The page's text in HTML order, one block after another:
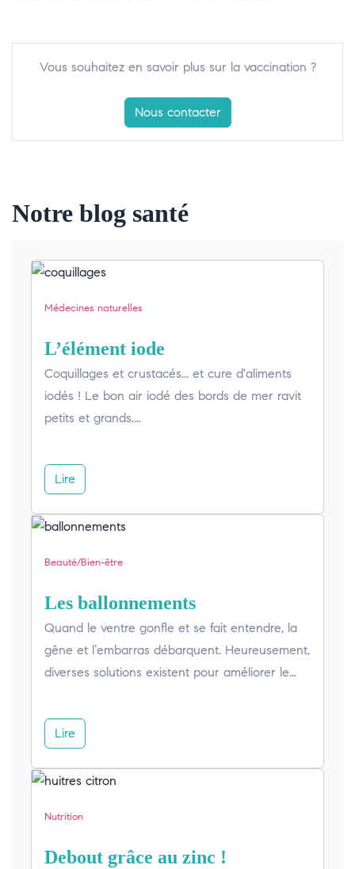
Vous souhaitez en savoir plus sur la vaccination ?
Nous contacter
Notre blog santé
Médecines naturelles
L’élément iode
Coquillages et crustacés... et cure d'aliments
iodés ! Le bon air iodé des bords de mer ravit
petits et grands.…
Lire
Beauté/Bien-être
Les ballonnements
Quand le ventre gonfle et se fait entendre, la
gêne et l’embarras débarquent. Heureusement,
diverses solutions existent pour améliorer le…
Lire
Nutrition
Debout grâce au zinc !